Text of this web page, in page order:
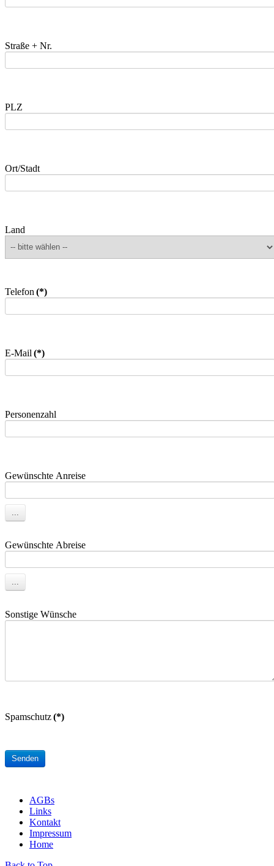
Straße + Nr.
PLZ
Ort/Stadt
Land
Telefon (*)
E-Mail (*)
Personenzahl
Gewünschte Anreise
Gewünschte Abreise
Sonstige Wünsche
Spamschutz(*)
AGBs
Links
Kontakt
Impressum
Home